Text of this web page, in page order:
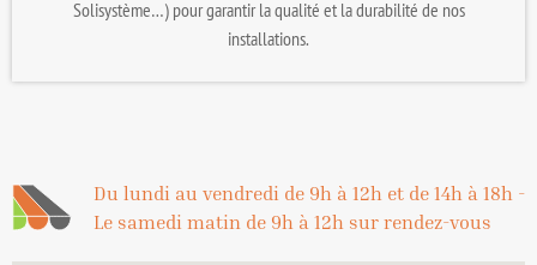
Solisystème…) pour garantir la qualité et la durabilité de nos
installations.
Du lundi au vendredi de 9h à 12h et de 14h à 18h -
Le samedi matin de 9h à 12h sur rendez-vous